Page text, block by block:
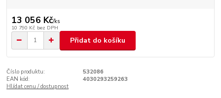
13 056 Kč/ks
10 790 Kč bez DPH
Přidat do košíku
Číslo produktu:
532086
EAN kód:
4030293259263
Hlídat cenu / dostupnost